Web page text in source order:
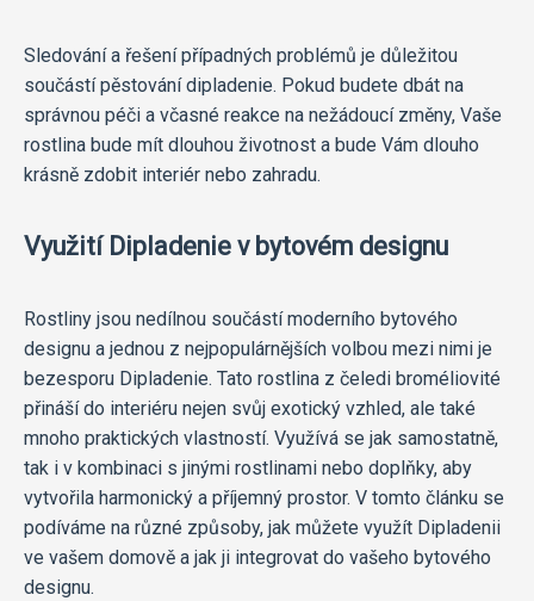
Sledování a řešení případných problémů je důležitou
součástí pěstování dipladenie. Pokud budete dbát na
správnou péči a včasné reakce na nežádoucí změny, Vaše
rostlina bude mít dlouhou životnost a bude Vám dlouho
krásně zdobit interiér nebo zahradu.
Využití Dipladenie v bytovém designu
Rostliny jsou nedílnou součástí moderního bytového
designu a jednou z nejpopulárnějších volbou mezi nimi je
bezesporu Dipladenie. Tato rostlina z čeledi broméliovité
přináší do interiéru nejen svůj exotický vzhled, ale také
mnoho praktických vlastností. Využívá se jak samostatně,
tak i v kombinaci s jinými rostlinami nebo doplňky, aby
vytvořila harmonický a příjemný prostor. V tomto článku se
podíváme na různé způsoby, jak můžete využít Dipladenii
ve vašem domově a jak ji integrovat do vašeho bytového
designu.